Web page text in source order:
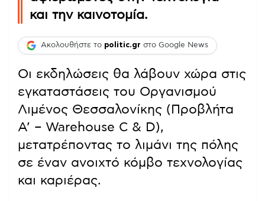
και την καινοτομία.
Ακολουθήστε το politic.gr στο Google News
Οι εκδηλώσεις θα λάβουν χώρα στις
εγκαταστάσεις του Οργανισμού
Λιμένος Θεσσαλονίκης (Προβλήτα
Α’ – Warehouse C & D),
μετατρέποντας το λιμάνι της πόλης
σε έναν ανοιχτό κόμβο τεχνολογίας
και καριέρας.